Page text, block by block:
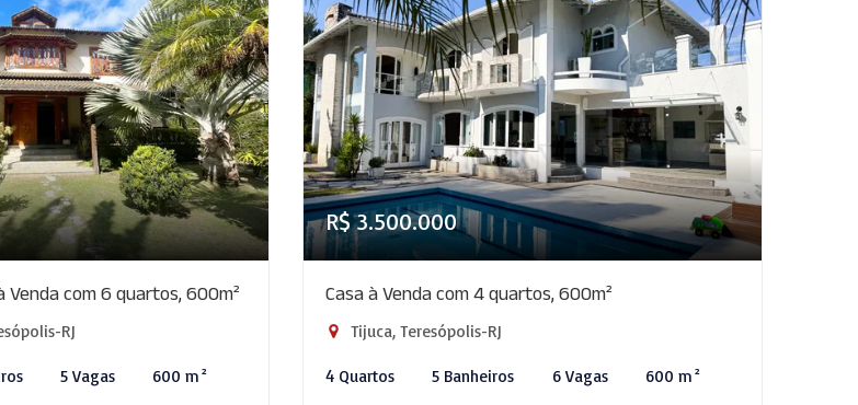
Venda com 6 quartos, 600m²
RJ
5 Vagas 600 m²
R$ 3.500.000
Casa à Venda com 4 quartos, 600m²
Tijuca, Teresópolis-RJ
4 Quartos 5 Banheiros 6 Vagas 600 m²